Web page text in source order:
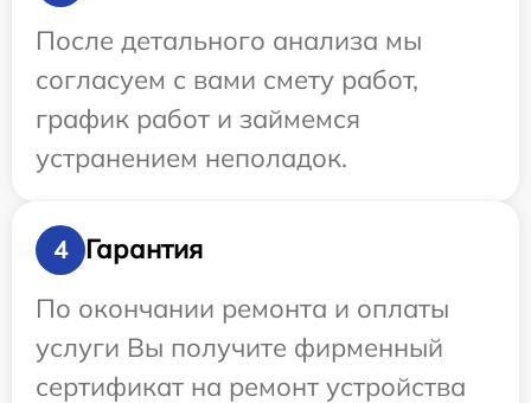
После детального анализа мы
согласуем с вами смету работ,
график работ и займемся
устранением неполадок.
4
Гарантия
По окончании ремонта и оплаты
услуги Вы получите фирменный
сертификат на ремонт устройства